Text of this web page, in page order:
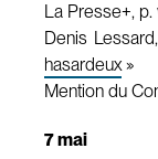
La Presse+,
Denis
hasardeux »
Mention du
7 mai